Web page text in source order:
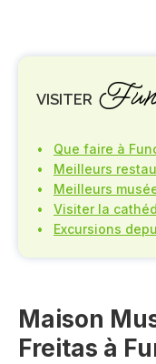
VISITER
Que faire à
Meilleurs
Meilleurs
Visiter la
Excursions
Maison
Freitas à